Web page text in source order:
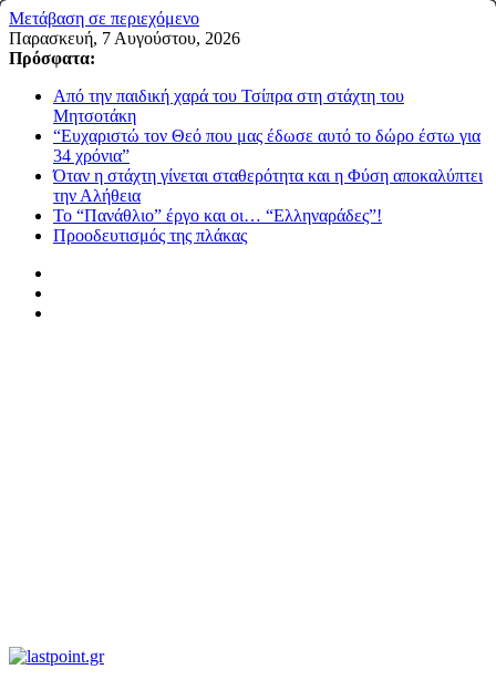
Μετάβαση σε περιεχόμενο
Παρασκευή, 7 Αυγούστου, 2026
Πρόσφατα:
Από την παιδική χαρά του Τσίπρα στη στάχτη του
Μητσοτάκη
“Ευχαριστώ τον Θεό που μας έδωσε αυτό το δώρο έστω για
34 χρόνια”
Όταν η στάχτη γίνεται σταθερότητα και η Φύση αποκαλύπτει
την Αλήθεια
Το “Πανάθλιο” έργο και οι… “Ελληναράδες”!
Προοδευτισμός της πλάκας